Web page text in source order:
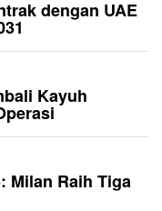
dengan UAE
Kayuh
Milan Raih Tiga